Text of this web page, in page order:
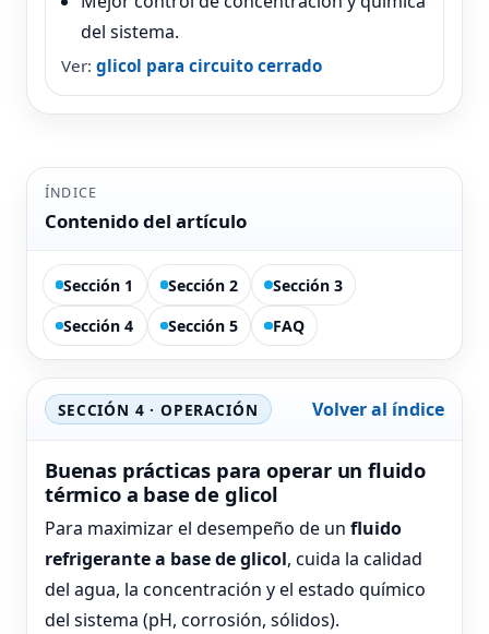
del sistema.
Ver: glicol para circuito cerrado
ÍNDICE
Contenido del artículo
Sección 1 Sección 2
Sección 3
Sección 4
Sección 5 FAQ
SECCIÓN 4 · OPERACIÓN Volver al índice
Buenas prácticas para operar un fluido
térmico a base de glicol
Para maximizar el desempeño de un fluido
refrigerante a base de glicol, cuida la calidad
del agua, la concentración y el estado químico
del sistema (pH, corrosión, sólidos).